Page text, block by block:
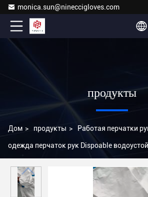
monica.sun@nineccigloves.com
продукты
Дом > продукты > Работая перчатки
одежда перчаток рук Dispoable